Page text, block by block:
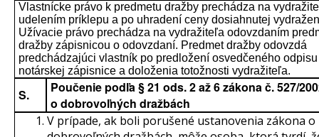
Vlastnícke právo k predmetu dražby prechádza na
udelením príklepu a po uhradení ceny dosiahnutej
Užívacie právo prechádza na vydražiteľa odovzdaním
dražby zápisnicou o odovzdaní. Predmet dražby odovzdá
predchádzajúci vlastník po predložení osvedčeného odpisu
notárskej zápisnice a doloženia totožnosti vydražiteľa.
S.
Poučenie podľa § 21 ods. 2 až 6 zákona č. 527/
o dobrovoľných dražbách
V prípade, ak boli porušené ustanovenia zákona o